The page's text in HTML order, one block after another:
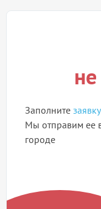
Заполните
Мы отправим ее
городе